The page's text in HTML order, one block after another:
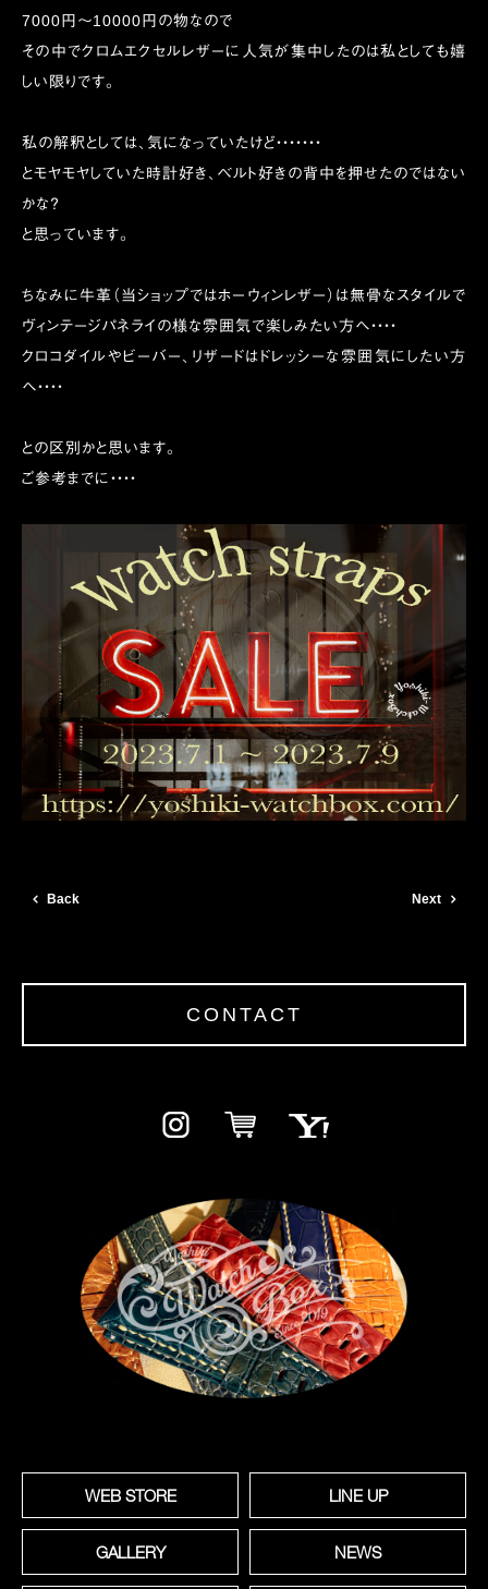
7000円〜10000円の物なので
その中でクロムエクセルレザーに人気が集中したのは私としても嬉
しい限りです。
私の解釈としては、気になっていたけど・・・・・・・
とモヤモヤしていた時計好き、ベルト好きの背中を押せたのではない
かな？
と思っています。
ちなみに牛革（当ショップではホーウィンレザー）は無骨なスタイルで
ヴィンテージパネライの様な雰囲気で楽しみたい方へ・・・・
クロコダイルやビーバー、リザードはドレッシーな雰囲気にしたい方
へ・・・・
との区別かと思います。
ご参考までに・・・・
Back Next
CONTACT
WEB STORE LINE UP
GALLERY NEWS